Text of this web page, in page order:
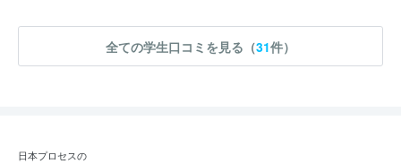
全ての学生口コミを見る（31件）
日本プロセスの